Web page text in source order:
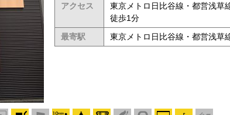
アクセス
東京メトロ日比谷線・都営浅
徒歩1分
最寄駅
東京メトロ日比谷線・都営浅